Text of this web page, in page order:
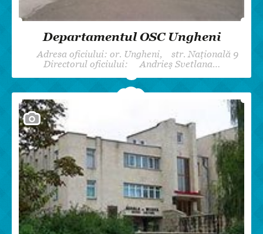
Departamentul OSC Ungheni
Adresa oficiului: or. Ungheni, str. Națională 9
Directorul oficiului: Andrieș Svetlana…